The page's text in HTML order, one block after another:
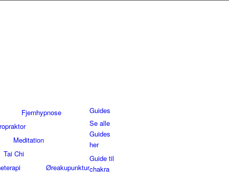
Fjernhypnose
Meditation
Tai Chi
Øreakupunktur
Guides
Se alle
Guides
her
Guide til
chakra